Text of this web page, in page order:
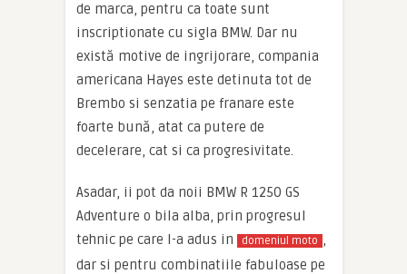
de marca, pentru ca toate sunt
inscriptionate cu sigla BMW. Dar nu
există motive de ingrijorare, compania
americana Hayes este detinuta tot de
Brembo si senzatia pe franare este
foarte bună, atat ca putere de
decelerare, cat si ca progresivitate.
Asadar, ii pot da noii BMW R 1250 GS
Adventure o bila alba, prin progresul
tehnic pe care l-a adus in
domeniul moto ,
dar si pentru combinatiile fabuloase pe